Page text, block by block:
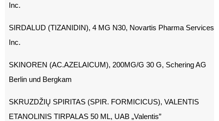
Inc.
SIRDALUD (TIZANIDIN), 4 MG N30, Novartis Pharma Services
Inc.
SKINOREN (AC.AZELAICUM), 200MG/G 30 G, Schering AG
Berlin und Bergkam
SKRUZDŽIŲ SPIRITAS (SPIR. FORMICICUS), VALENTIS
ETANOLINIS TIRPALAS 50 ML, UAB „Valentis”